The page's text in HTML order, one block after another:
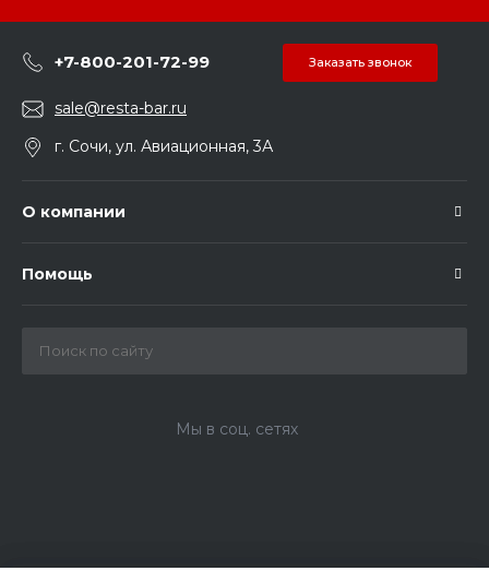
+7-800-201-72-99 Заказать звонок
sale@resta-bar.ru
г. Сочи, ул. Авиационная, 3А
О компании
Помощь
Мы в соц. сетях